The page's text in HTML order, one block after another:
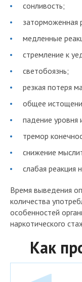
сонливость;
заторможенная
медленные
стремление к
светобоязнь;
резкая потеря
общее
падение уровня
тремор
снижение
слабая реакция
Время выведения
количества
особенностей
наркотического
Как